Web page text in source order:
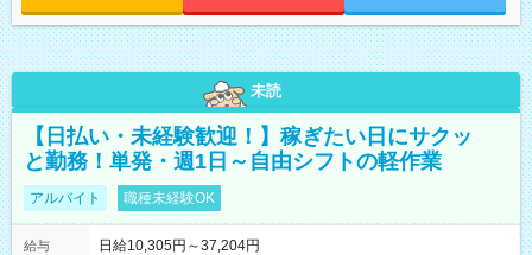
未読
【日払い・未経験歓迎！】稼ぎたい日にサクッ
と勤務！単発・週1日～自由シフトの軽作業
アルバイト 職種未経験OK
給与
日給10,305円～37,204円